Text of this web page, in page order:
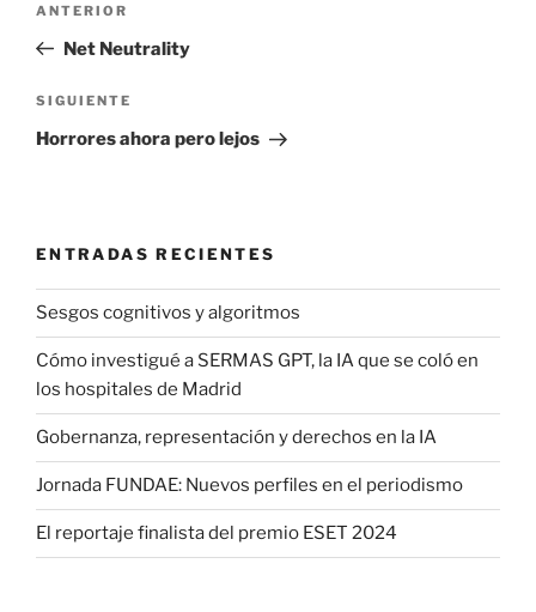
entradas
Entrada
anterior:
ANTERIOR
Net Neutrality
Siguiente
entrada
SIGUIENTE
Horrores ahora pero lejos
ENTRADAS RECIENTES
Sesgos cognitivos y algoritmos
Cómo investigué a SERMAS GPT, la IA que se coló en
los hospitales de Madrid
Gobernanza, representación y derechos en la IA
Jornada FUNDAE: Nuevos perfiles en el periodismo
El reportaje finalista del premio ESET 2024